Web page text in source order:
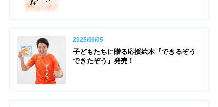
2025/06/05
子どもたちに贈る応援絵本『できるぞう
できたぞう』発売！